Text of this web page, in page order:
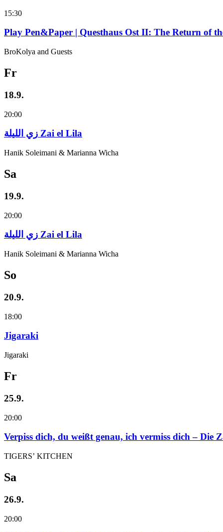
15:30
Play Pen&Paper | Questhaus Ost II: The Return of
BroKolya and Guests
Fr
18.9.
20:00
زي‌ اللیلة Zai el Lila
Hanik Soleimani & Marianna Wicha
Sa
19.9.
20:00
زي‌ اللیلة Zai el Lila
Hanik Soleimani & Marianna Wicha
So
20.9.
18:00
Jigaraki
Jigaraki
Fr
25.9.
20:00
Verpiss dich, du weißt genau, ich vermiss dich – Die
TIGERS’ KITCHEN
Sa
26.9.
20:00